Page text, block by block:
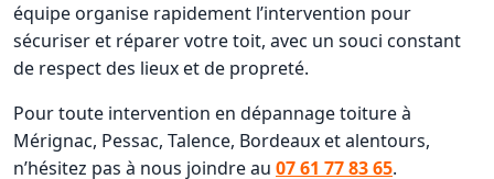
équipe organise rapidement l’intervention pour
sécuriser et réparer votre toit, avec un souci constant
de respect des lieux et de propreté.
Pour toute intervention en dépannage toiture à
Mérignac, Pessac, Talence, Bordeaux et alentours,
n’hésitez pas à nous joindre au 07 61 77 83 65.